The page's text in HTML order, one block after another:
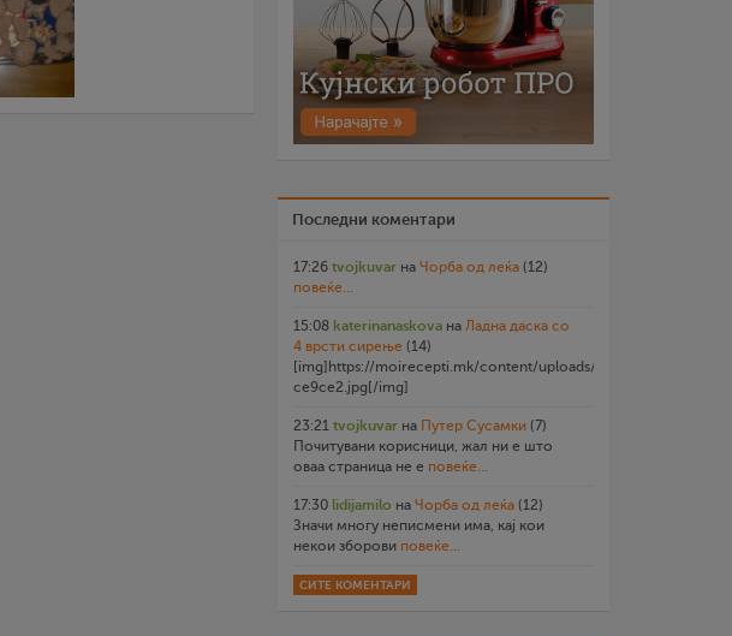
Последни коментари
17:26 tvojkuvar на Чорба од леќа (12)
повеќе...
15:08 katerinanaskova на Ладна даска со
4 врсти сирење (14)
[img]https://moirecepti.mk/content/uploads/2026/07/
ce9ce2.jpg[/img]
23:21 tvojkuvar на Путер Сусамки (7)
Почитувани корисници, жал ни е што
оваа страница не е повеќе...
17:30 lidijamilo на Чорба од леќа (12)
Значи многу неписмени има, кај кои
некои зборови повеќе...
СИТЕ КОМЕНТАРИ